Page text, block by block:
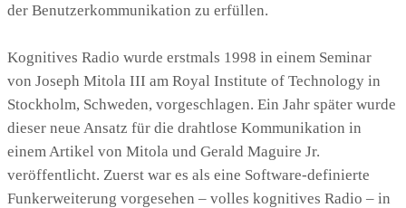
der Benutzerkommunikation zu erfüllen.
Kognitives Radio wurde erstmals 1998 in einem Seminar
von Joseph Mitola III am Royal Institute of Technology in
Stockholm, Schweden, vorgeschlagen. Ein Jahr später wurde
dieser neue Ansatz für die drahtlose Kommunikation in
einem Artikel von Mitola und Gerald Maguire Jr.
veröffentlicht. Zuerst war es als eine Software-definierte
Funkerweiterung vorgesehen – volles kognitives Radio – in